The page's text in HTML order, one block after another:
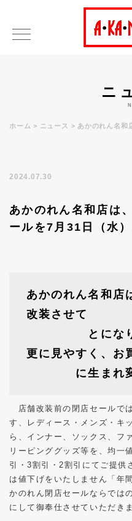
ニ
ホーム ニュース あかのれん名和
2024.07.30
あかのれん名和店は
ールを7月31日（水
あかのれん名和店
改装させ
とにな
更に見やすく、お
に生まれ
店舗改装前の閉店セールで
す、レディース・メンズ・キ
ら、インナー、ソックス、フ
リーピンググッズ等を、均一
引・3割引・2割引にてご提供
は値下げをいたしません「年
かのれん閉店セールならでは
にして御奉仕させていただき